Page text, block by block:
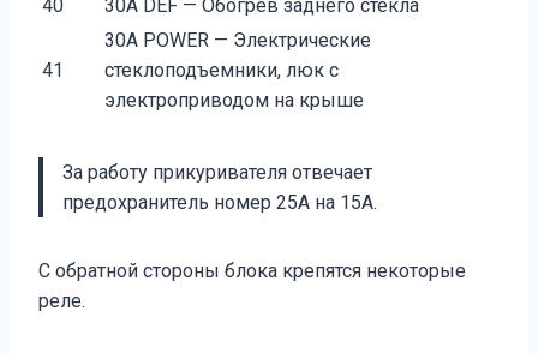
40
30A DEF — Обогрев заднего стекла
41
30A POWER — Электрические
стеклоподъемники, люк с
электроприводом на крыше
За работу прикуривателя отвечает
предохранитель номер 25А на 15А.
С обратной стороны блока крепятся некоторые
реле.